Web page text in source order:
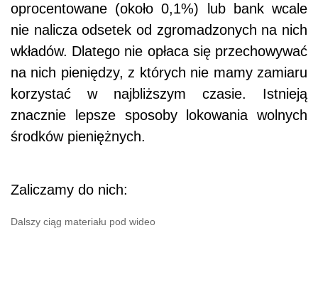
oprocentowane (około 0,1%) lub bank wcale
nie nalicza odsetek od zgromadzonych na nich
wkładów. Dlatego nie opłaca się przechowywać
na nich pieniędzy, z których nie mamy zamiaru
korzystać w najbliższym czasie. Istnieją
znacznie lepsze sposoby lokowania wolnych
środków pieniężnych.
Zaliczamy do nich:
Dalszy ciąg materiału pod wideo